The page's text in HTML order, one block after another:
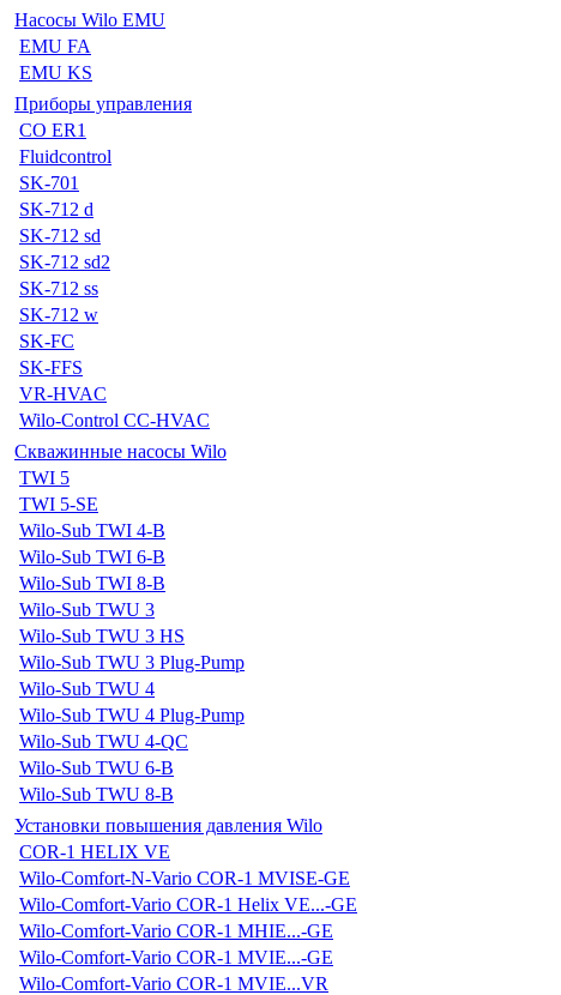
Насосы Wilo EMU
EMU FA
EMU KS
Приборы управления
CO ER1
Fluidcontrol
SK-701
SK-712 d
SK-712 sd
SK-712 sd2
SK-712 ss
SK-712 w
SK-FC
SK-FFS
VR-HVAC
Wilo-Control CC-HVAC
Скважинные насосы Wilo
TWI 5
TWI 5-SE
Wilo-Sub TWI 4-B
Wilo-Sub TWI 6-B
Wilo-Sub TWI 8-B
Wilo-Sub TWU 3
Wilo-Sub TWU 3 HS
Wilo-Sub TWU 3 Plug-Pump
Wilo-Sub TWU 4
Wilo-Sub TWU 4 Plug-Pump
Wilo-Sub TWU 4-QC
Wilo-Sub TWU 6-B
Wilo-Sub TWU 8-B
Установки повышения давления Wilo
COR-1 HELIX VE
Wilo-Comfort-N-Vario COR-1 MVISE-GE
Wilo-Comfort-Vario COR-1 Helix VE...-GE
Wilo-Comfort-Vario COR-1 MHIE...-GE
Wilo-Comfort-Vario COR-1 MVIE...-GE
Wilo-Comfort-Vario COR-1 MVIE...VR